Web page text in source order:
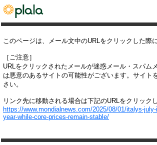
このページは、メール文中のURLをクリックした際
［ご注意］
URLをクリックされたメールが迷惑メール・スパム
は悪意のあるサイトの可能性がございます。サイト
さい。
リンク先に移動される場合は下記のURLをクリック
https://www.mondialnews.com/2025/08/01/italys-
year-while-core-prices-remain-stable/